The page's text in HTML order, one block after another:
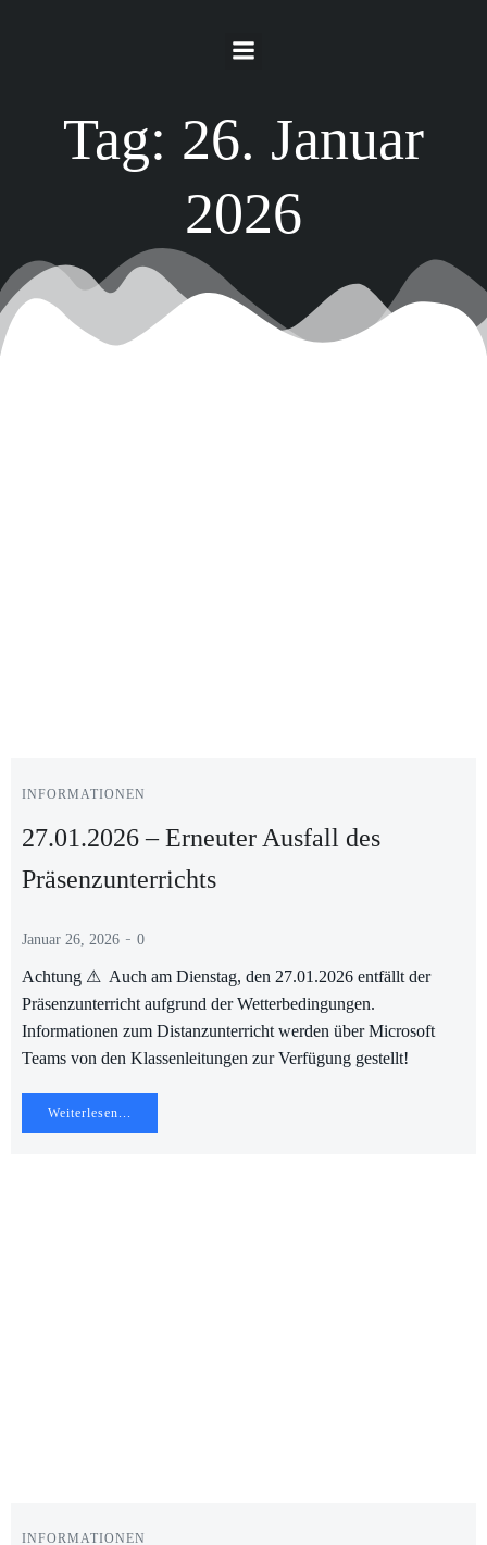
zum
Inhalt
Tag: 26. Januar
2026
INFORMATIONEN
27.01.2026 – Erneuter Ausfall des
Präsenzunterrichts
Januar 26, 2026 - 0
Achtung ⚠ Auch am Dienstag, den 27.01.2026 entfällt der
Präsenzunterricht aufgrund der Wetterbedingungen.
Informationen zum Distanzunterricht werden über Microsoft
Teams von den Klassenleitungen zur Verfügung gestellt!
Weiterlesen...
INFORMATIONEN